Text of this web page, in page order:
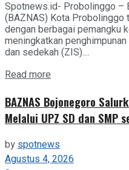
Spotnews.id- Probolinggo –
(BAZNAS) Kota
dengan berbagai pemangku
meningkatkan
dan sedekah (ZIS)....
Read more
BAZNAS Bojonegoro
Melalui UPZ SD dan SMP
by spotnews
Agustus 4, 2026